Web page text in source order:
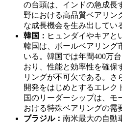
の台頭は、インドの急成長
野における高品質ベアリン
な成長機会を生み出してい
韓国： ヒュンダイやキアと
韓国は、ボールベアリング
いる。韓国では年間400万
おり、性能と効率性を確保
リングが不可欠である。
開発をはじめとするエレク
国のリーダーシップは、モ
おける特殊ベアリングの需
ブラジル： 南米最大の自動